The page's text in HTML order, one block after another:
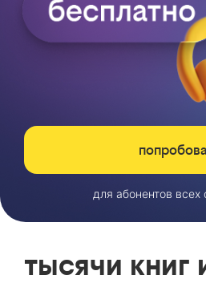
для абонентов всех
тысячи книг